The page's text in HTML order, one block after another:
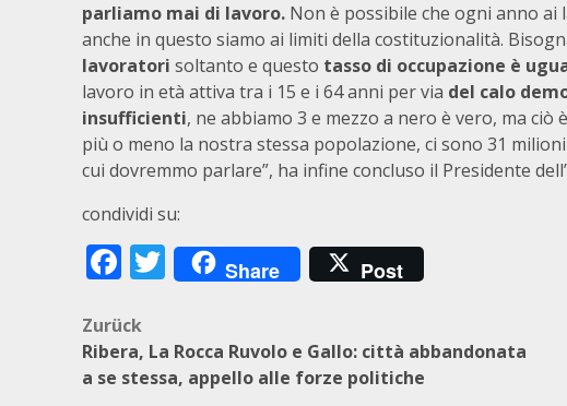
parliamo mai di lavoro. Non è possibile che ogni anno ai
anche in questo siamo ai limiti della costituzionalità.
lavoratori soltanto e questo tasso di occupazione è
lavoro in età attiva tra i 15 e i 64 anni per via del calo
insufficienti, ne abbiamo 3 e mezzo a nero è vero, ma ciò
più o meno la nostra stessa popolazione, ci sono 31
cui dovremmo parlare”, ha infine concluso il Presidente
condividi su:
Facebook
Twitter
Share Post
Beitragsnavigation
Zurück
Ribera, La Rocca Ruvolo e Gallo: città abbandonata
a se stessa, appello alle forze politiche